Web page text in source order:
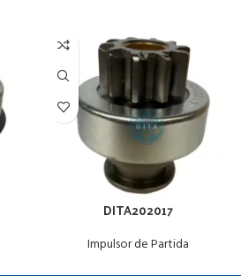
DITA202017
Impulsor de Partida